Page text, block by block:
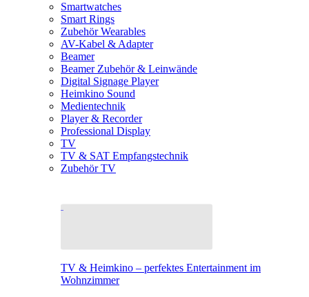
Smartwatches
Smart Rings
Zubehör Wearables
AV-Kabel & Adapter
Beamer
Beamer Zubehör & Leinwände
Digital Signage Player
Heimkino Sound
Medientechnik
Player & Recorder
Professional Display
TV
TV & SAT Empfangstechnik
Zubehör TV
TV & Heimkino – perfektes Entertainment im
Wohnzimmer